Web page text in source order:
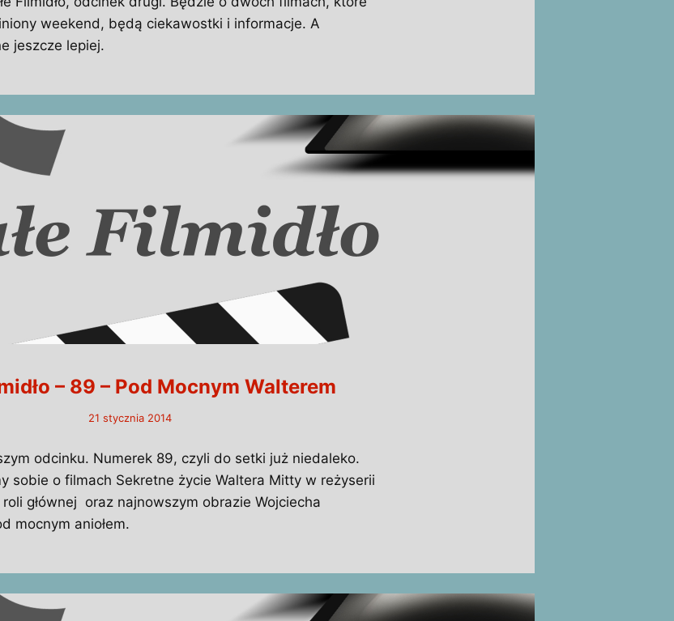
weekend, będą ciekawostki i informacje. A
jeszcze lepiej.
– 89 – Pod Mocnym Walterem
21 stycznia 2014
odcinku. Numerek 89, czyli do setki już niedaleko.
sobie o filmach Sekretne życie Waltera Mitty w reżyserii
głównej oraz najnowszym obrazie Wojciecha
mocnym aniołem.